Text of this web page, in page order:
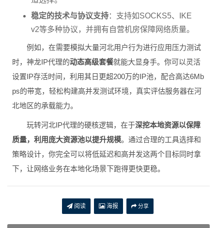
稳定的技术与协议支持：支持如SOCKS5、IKE
v2等多种协议，并拥有自营机房保障网络质量。
例如，在需要模拟大量河北用户行为进行应用压力测试
时，神龙IP代理的动态高级套餐就能大显身手。你可以灵活
设置IP存活时间，利用其日更超200万的IP池，配合高达6Mb
ps的带宽，轻松构建高并发测试环境，真实评估服务器在河
北地区的承载能力。
玩转河北IP代理的硬核逻辑，在于深挖本地资源以保障
质量，利用庞大资源池以提升规模。通过合理的工具选择和
策略设计，你完全可以将低延迟和高并发这两个目标同时拿
下，让网络业务在本地化场景下跑得更快更稳。
阅读 海报 分享